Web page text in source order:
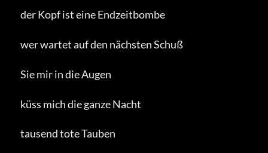
der Kopf ist eine Endzeitbombe
wer wartet auf den nächsten Schuß
Sie mir in die Augen
küss mich die ganze Nacht
tausend tote Tauben